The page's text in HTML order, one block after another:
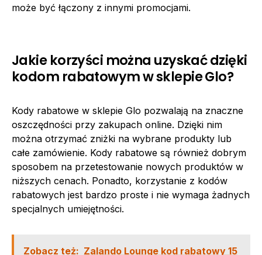
może być łączony z innymi promocjami.
Jakie korzyści można uzyskać dzięki
kodom rabatowym w sklepie Glo?
Kody rabatowe w sklepie Glo pozwalają na znaczne
oszczędności przy zakupach online. Dzięki nim
można otrzymać zniżki na wybrane produkty lub
całe zamówienie. Kody rabatowe są również dobrym
sposobem na przetestowanie nowych produktów w
niższych cenach. Ponadto, korzystanie z kodów
rabatowych jest bardzo proste i nie wymaga żadnych
specjalnych umiejętności.
Zobacz też: Zalando Lounge kod rabatowy 15